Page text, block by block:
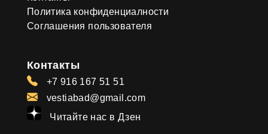
Политика конфиденциалности
Соглашения пользователя
Контакты
+7 916 167 51 51
vestiabad@gmail.com
Читайте нас в Дзен